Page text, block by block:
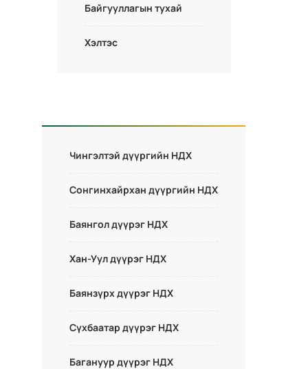
Байгууллагын тухай
Хэлтэс
Чингэлтэй дүүргийн НДХ
Сонгинхайрхан дүүргийн НДХ
Баянгол дүүрэг НДХ
Хан-Уул дүүрэг НДХ
Баянзүрх дүүрэг НДХ
Сүхбаатар дүүрэг НДХ
Багануур дүүрэг НДХ